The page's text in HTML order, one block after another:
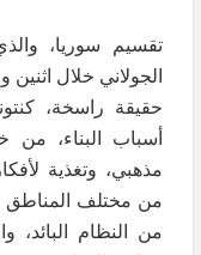
تقسيم سوريا،
الجولاني خلال
حقيقة راسخة،
أسباب البناء، من
مذهبي، وتغذية
من مختلف المناطق
من النظام